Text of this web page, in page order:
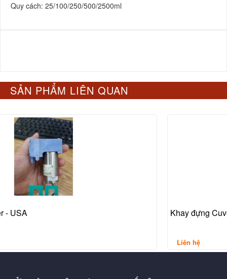
Quy cách: 25/100/250/500/2500ml
SẢN PHẨM LIÊN QUAN
Khay đựng Cuvette cho máy UV-VIS